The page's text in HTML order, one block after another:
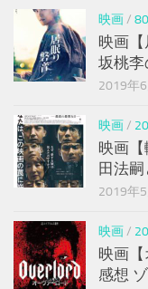
映画/
映画
坂桃
2019年
映画/
映画
田法
2019年
映画/
映画
感想